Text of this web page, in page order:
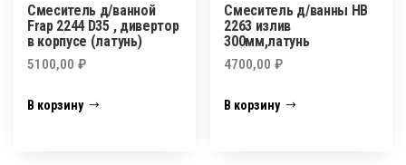
Смеситель д/ванной
Frap 2244 D35 , дивертор
в корпусе (латунь)
5100,00 ₽
В корзину
Смеситель д/ванны HB
2263 излив
300мм,латунь
4700,00₽
В корзину